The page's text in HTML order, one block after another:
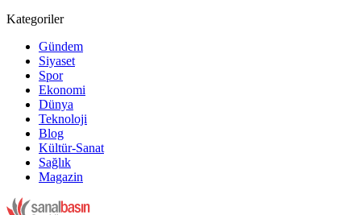
Kategoriler
Gündem
Siyaset
Spor
Ekonomi
Dünya
Teknoloji
Blog
Kültür-Sanat
Sağlık
Magazin